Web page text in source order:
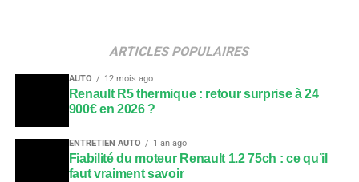
ARTICLES POPULAIRES
AUTO 12 mois ago
Renault R5 thermique : retour surprise à 24
900€ en 2026 ?
ENTRETIEN AUTO 1 an ago
Fiabilité du moteur Renault 1.2 75ch : ce qu’il
faut vraiment savoir